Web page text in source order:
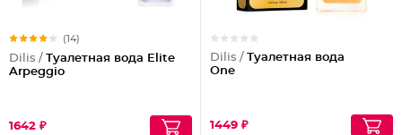
(14)
Dilis / Туалетная вода Elite
Arpeggio
1642 ₽
Dilis / Туалетная вода
One
1449 ₽